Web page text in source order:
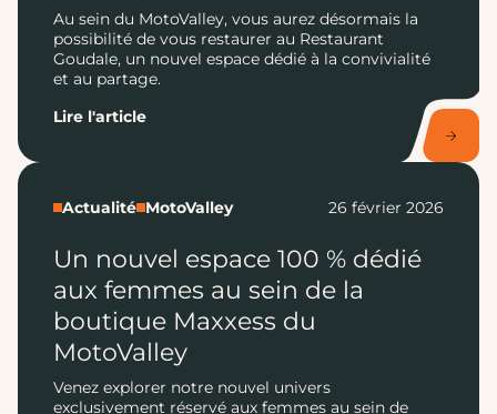
Au sein du MotoValley, vous aurez désormais la
possibilité de vous restaurer au Restaurant
Goudale, un nouvel espace dédié à la convivialité
et au partage.
Lire l'article
Actualité MotoValley 26 février 2026
Un nouvel espace 100 % dédié
aux femmes au sein de la
boutique Maxxess du
MotoValley
Venez explorer notre nouvel univers
exclusivement réservé aux femmes au sein de